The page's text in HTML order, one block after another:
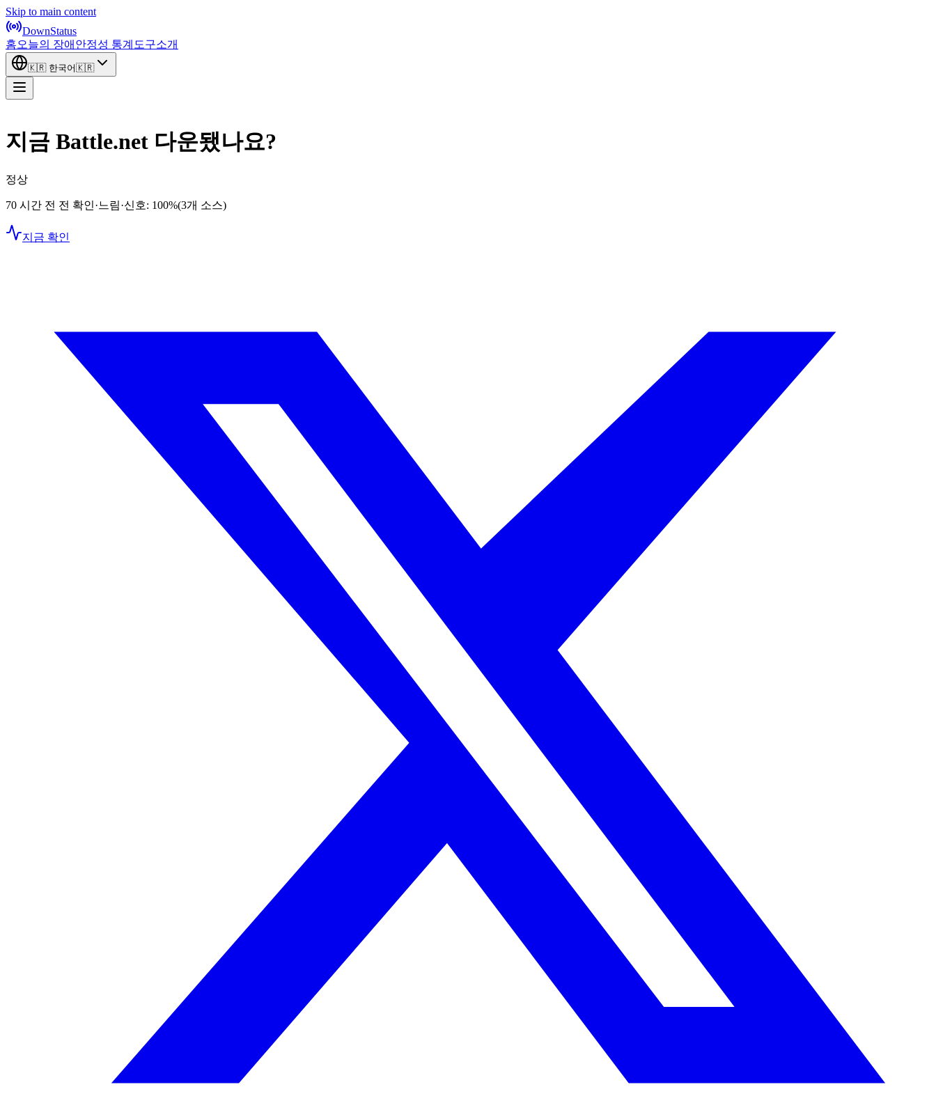
Skip to main content
DownStatus
홈오늘의 장애 안정성 통계 도구소개
🇰🇷 한국어🇰🇷
지금 Battle.net 다운됐나요?
정상
70 시간 전 전 확인·느림·신호: 100%(3개 소스)
지금 확인